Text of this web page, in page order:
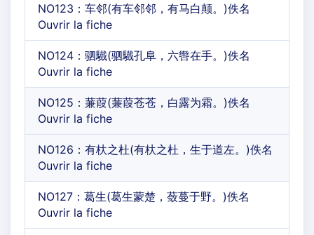
NO123：车邻(有车邻邻，有马白颠。)佚名
Ouvrir la fiche
NO124：驷驖(驷驖孔阜，六辔在手。)佚名
Ouvrir la fiche
NO125：蒹葭(蒹葭苍苍，白露为霜。)佚名
Ouvrir la fiche
NO126：有杕之杜(有杕之杜，生于道左。)佚名
Ouvrir la fiche
NO127：葛生(葛生蒙楚，蔹蔓于野。)佚名
Ouvrir la fiche